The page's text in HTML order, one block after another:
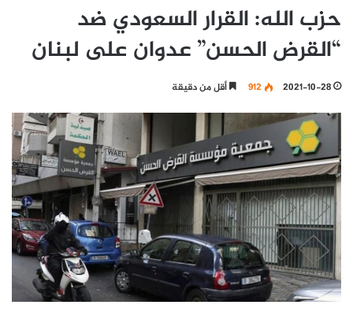
حزب الله: القرار السعودي ضد
“القرض الحسن” عدوان على لبنان
2021-10-28
912 أقل من دقيقة